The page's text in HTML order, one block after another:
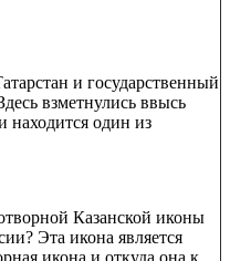
и государственный
взметнулись ввысь
находится один из
Казанской иконы
Эта икона является
икона и откуда она к